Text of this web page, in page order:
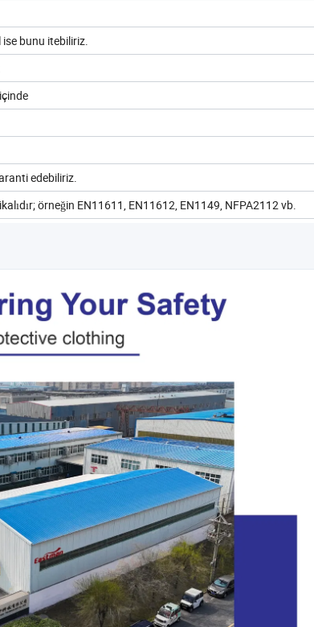
ise bunu itebiliriz.
edebiliriz.
örneğin EN11611, EN11612, EN1149, NFPA2112 vb.